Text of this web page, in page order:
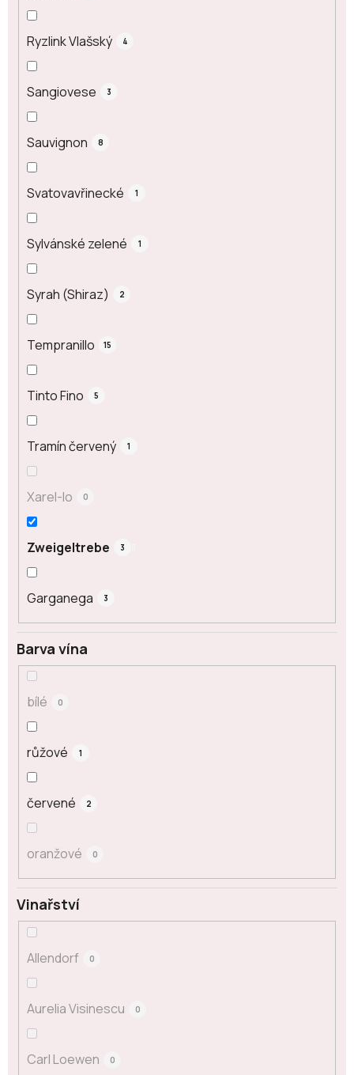
Ryzlink Vlašský 4
Sangiovese 3
Sauvignon 8
Svatovavřinecké 1
Sylvánské zelené 1
Syrah (Shiraz) 2
Tempranillo 15
Tinto Fino 5
Tramín červený 1
Xarel-lo 0
Zweigeltrebe 3
Garganega 3
Barva vína
bílé 0
růžové 1
červené 2
oranžové 0
Vinařství
Allendorf 0
Aurelia Visinescu 0
Carl Loewen 0